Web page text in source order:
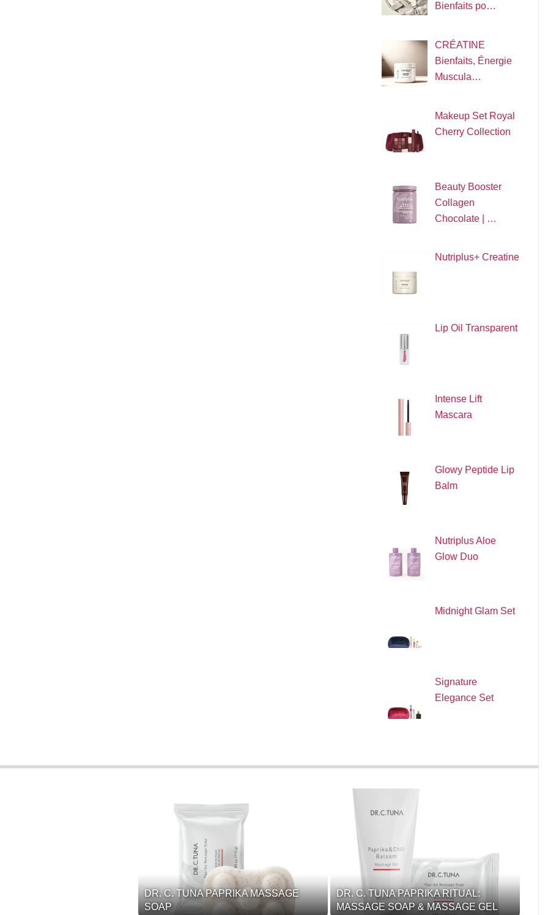
Bienfaits po…
CRÉATINE
Bienfaits, Énergie
Muscula…
Makeup Set Royal
Cherry Collection
Beauty Booster
Collagen
Chocolate | …
Nutriplus+ Creatine
Lip Oil Transparent
Intense Lift
Mascara
Glowy Peptide Lip
Balm
Nutriplus Aloe
Glow Duo
Midnight Glam Set
Signature
Elegance Set
DR. C. TUNA PAPRIKA MASSAGE
SOAP
DR. C. TUNA PAPRIKA RITUAL:
MASSAGE SOAP & MASSAGE GEL